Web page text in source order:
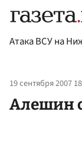
Атака ВСУ на
19 сентября 2007
Алешин